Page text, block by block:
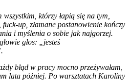
którzy łapią się na tym,
up, złamane postanowienie kończy
i myślenia o sobie jak najgorzej.
głos: „jesteś
błąd w pracy mocno przeżywałam,
lata później. Po warsztatach Karoliny